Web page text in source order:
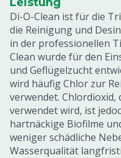
Di-O-Clean ist für die
die Reinigung und
in der professionellen
Clean wurde für den
und Geflügelzucht
wird häufig Chlor zur
verwendet. Chlordioxid,
verwendet wird, ist
hartnäckige Biofilme
weniger schädliche
Wasserqualität